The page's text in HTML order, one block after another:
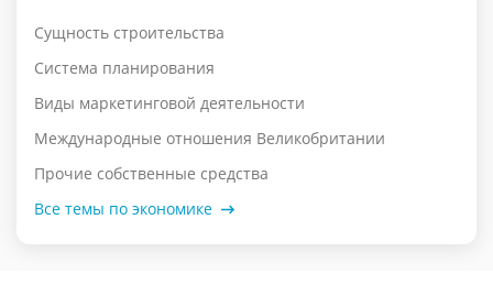
Сущность строительства
Система планирования
Виды маркетинговой деятельности
Международные отношения Великобритании
Прочие собственные средства
Все темы по экономике